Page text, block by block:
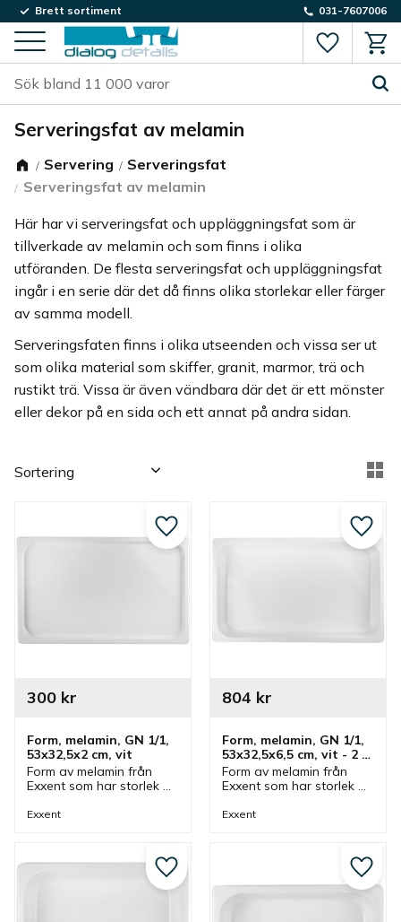
Meny
Brett sortiment 031-7607006
Serveringsfat av melamin
Servering
Serveringsfat
Serveringsfat av melamin
Här har vi serveringsfat och uppläggningsfat som är
tillverkade av melamin och som finns i olika
utföranden. De flesta serveringsfat och uppläggningsfat
ingår i en serie där det då finns olika storlekar eller färger
av samma modell.
Serveringsfaten finns i olika utseenden och vissa ser ut
som olika material som skiffer, granit, marmor, trä och
rustikt trä. Vissa är även vändbara där det är ett mönster
eller dekor på en sida och ett annat på andra sidan.
Välj sortering
Form, melamin, GN 1/1,
53x32,5x2 cm, vit
Form av melamin från
Exxent som har storlek
Form som passar bra
300kr
Exxent
Lägg till i favoriter
Form, melamin, GN 1/1,
53x32,5x6,5 cm, vit - 2
st/fp
Form av melamin från
Exxent som har storlek
1/1. Form som passar bra
804 kr
Exxent
Lägg
Lägg till i favoriter Lägg